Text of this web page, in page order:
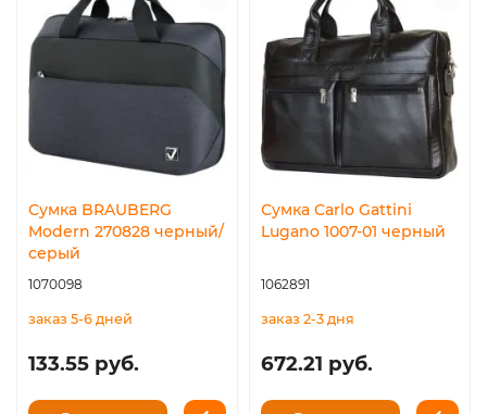
Сумка BRAUBERG
Modern 270828 черный/
серый
1070098
заказ 5-6 дней
133.55 руб.
Сумка Carlo Gattini
Lugano 1007-01 черный
1062891
заказ 2-3 дня
672.21 руб.